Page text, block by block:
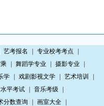
艺考报名 专业校考考点
舞蹈学专业 摄影专业
学 戏剧影视文学 艺术培训
平考试 音乐考级
分数查询 画室大全